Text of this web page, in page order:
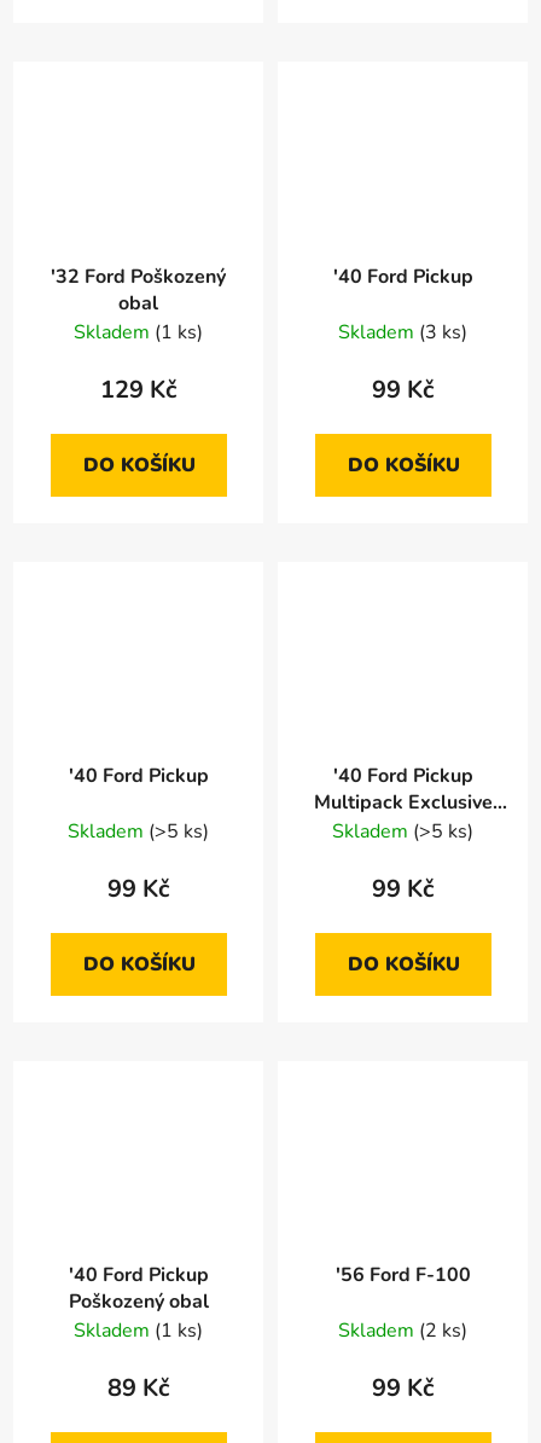
'32 Ford Poškozený
obal
Skladem (1 ks)
129 Kč
DO KOŠÍKU
'40 Ford Pickup
Skladem (3 ks)
99 Kč
DO KOŠÍKU
'40 Ford Pickup
Skladem (>5 ks)
99 Kč
DO KOŠÍKU
'40 Ford Pickup
Multipack Exclusive
Vybaleno
Skladem (>5 ks)
99 Kč
DO KOŠÍKU
'40 Ford Pickup
Poškozený obal
Skladem (1 ks)
89 Kč
'56 Ford F-100
Skladem (2 ks)
99 Kč